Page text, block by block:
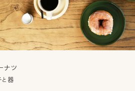
ナツ
と器